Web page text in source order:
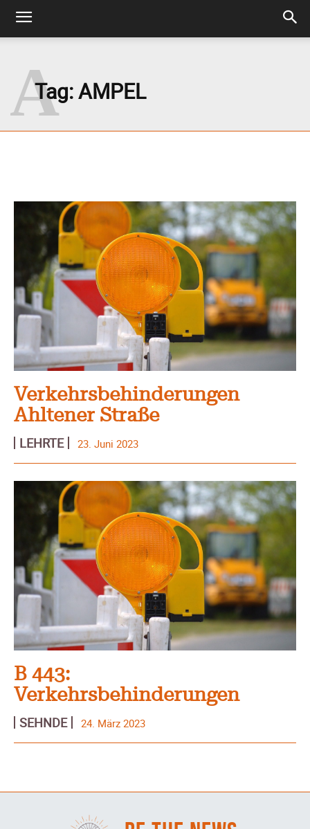
Tag:AMPEL
A
Verkehrsbehinderungen
Ahltener Straße
LEHRTE 23. Juni 2023
B 443:
Verkehrsbehinderungen
SEHNDE 24. März 2023